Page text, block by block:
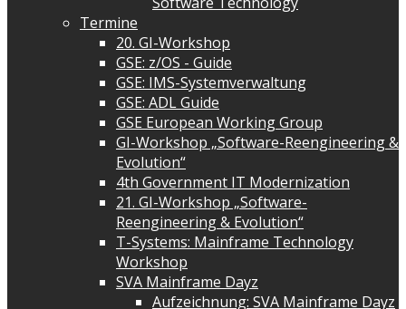
Termine
20. GI-Workshop
GSE: z/OS - Guide
GSE: IMS-Systemverwaltung
GSE: ADL Guide
GSE European Working Group
GI-Workshop „Software-Reengineering &
Evolution“
4th Government IT Modernization
21. GI-Workshop „Software-
Reengineering & Evolution“
T-Systems: Mainframe Technology
Workshop
SVA Mainframe Dayz
Aufzeichnung: SVA Mainframe Dayz